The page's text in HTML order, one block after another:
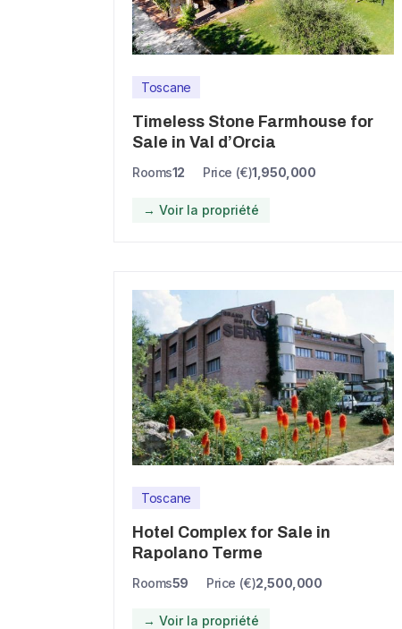
Toscane
Timeless Stone Farmhouse for
Sale in Val d’Orcia
Rooms12 Price (€)1,950,000
→ Voir la propriété
Toscane
Hotel Complex for Sale in
Rapolano Terme
Rooms59 Price (€)2,500,000
→ Voir la propriété